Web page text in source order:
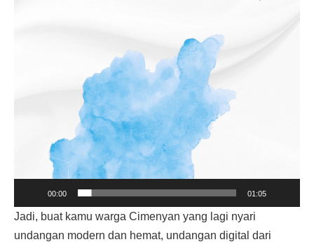
00:00 01:05
Jadi, buat kamu warga Cimenyan yang lagi nyari
undangan modern dan hemat, undangan digital dari